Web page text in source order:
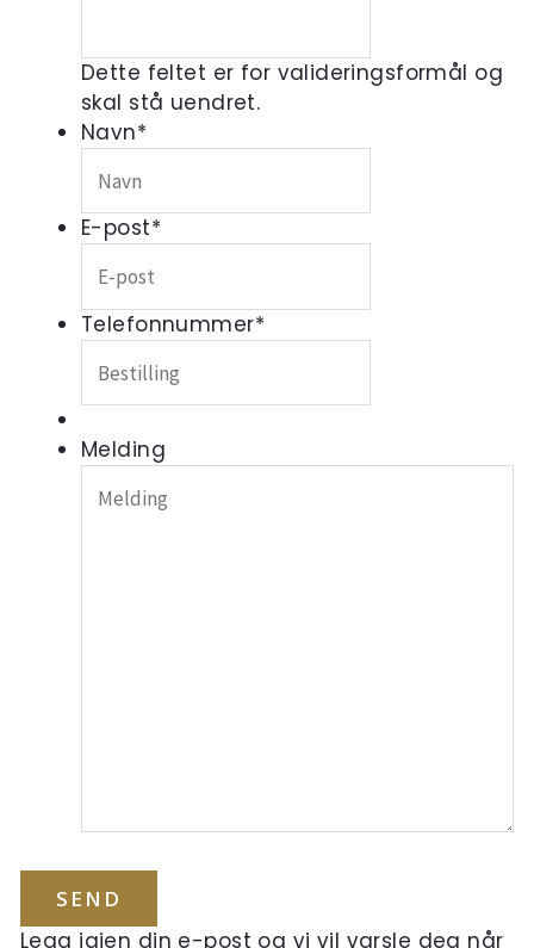
Dette feltet er for valideringsformål og
skal stå uendret.
Navn*
E-post*
Telefonnummer*
Melding
Legg igjen din e-post og vi vil varsle deg når